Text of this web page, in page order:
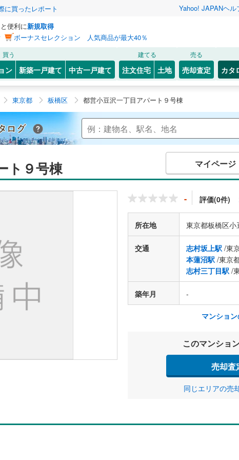
に買ったレポート Yahoo! JAPANヘル
便利に新規取得
ボーナスセレクション 人気商品が最大40％
買う
ン 新築一戸建て 中古一戸建て
建てる
注文住宅 土地
売る
売却査定 カタ
東京都 板橋区 都営小豆沢一丁目アパート９号棟
Yahoo!不動産 マンションカタログ
ト９号棟 マイページ
- 評価(0件)
所在地 東京都板橋区小
交通 志村坂上駅 /東
本蓮沼駅 /東京
志村三丁目駅 /
築年月 -
マンショ
このマンショ
売却査
同じエリアの売